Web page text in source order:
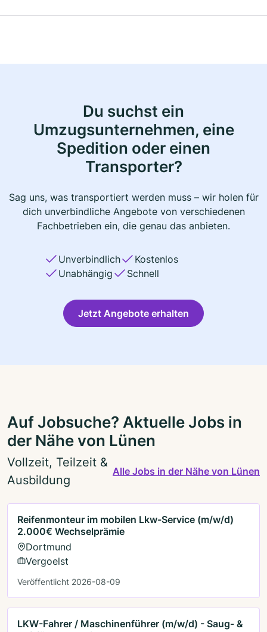
Du suchst ein
Umzugsunternehmen, eine
Spedition oder einen
Transporter?
Sag uns, was transportiert werden muss – wir holen für
dich unverbindliche Angebote von verschiedenen
Fachbetrieben ein, die genau das anbieten.
Unverbindlich
Kostenlos
Unabhängig
Schnell
Jetzt Angebote erhalten
Auf Jobsuche? Aktuelle Jobs in
der Nähe von Lünen
Vollzeit, Teilzeit &
Ausbildung
Alle Jobs in der Nähe von Lünen
Reifenmonteur im mobilen Lkw-Service (m/w/d)
2.000€ Wechselprämie
Dortmund
Vergoelst
Veröffentlicht 2026-08-09
LKW-Fahrer / Maschinenführer (m/w/d) - Saug- &